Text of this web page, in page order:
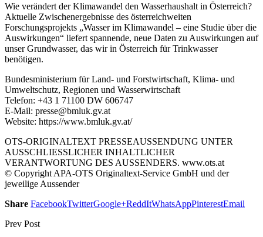
Wie verändert der Klimawandel den Wasserhaushalt in Österreich?
Aktuelle Zwischenergebnisse des österreichweiten
Forschungsprojekts „Wasser im Klimawandel – eine Studie über die
Auswirkungen“ liefert spannende, neue Daten zu Auswirkungen auf
unser Grundwasser, das wir in Österreich für Trinkwasser
benötigen.
Bundesministerium für Land- und Forstwirtschaft, Klima- und
Umweltschutz, Regionen und Wasserwirtschaft
Telefon: +43 1 71100 DW 606747
E-Mail: presse@bmluk.gv.at
Website: https://www.bmluk.gv.at/
OTS-ORIGINALTEXT PRESSEAUSSENDUNG UNTER
AUSSCHLIESSLICHER INHALTLICHER
VERANTWORTUNG DES AUSSENDERS. www.ots.at
© Copyright APA-OTS Originaltext-Service GmbH und der
jeweilige Aussender
Share FacebookTwitterGoogle+ReddItWhatsAppPinterestEmail
Prev Post